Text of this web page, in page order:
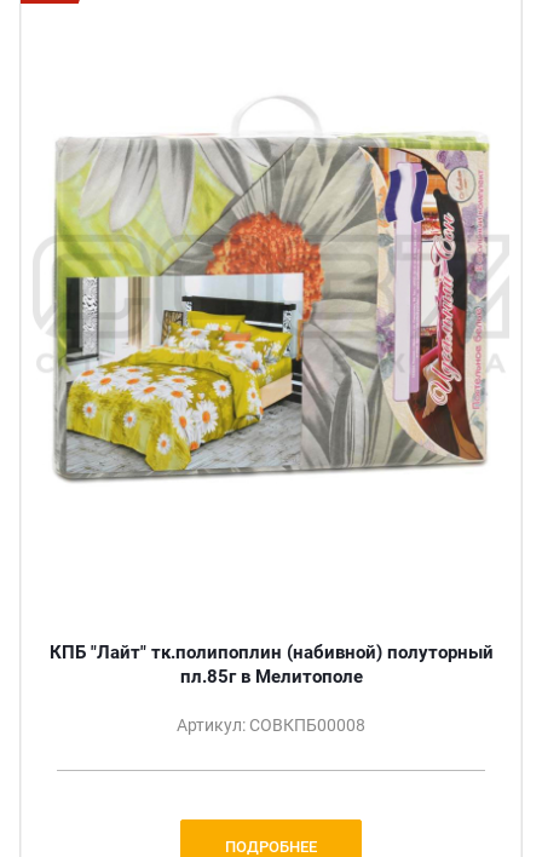
КПБ "Лайт" тк.полипоплин (набивной) полуторный
пл.85г в Мелитополе
Артикул: СОВКПБ00008
ПОДРОБНЕЕ